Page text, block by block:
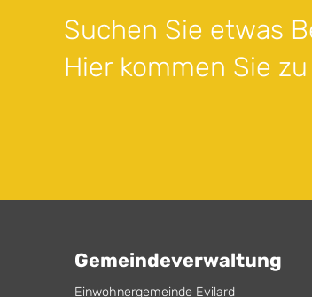
Suchen Sie etwas
Hier kommen Sie
Gemeindeverwaltung
Einwohnergemeinde Evilard